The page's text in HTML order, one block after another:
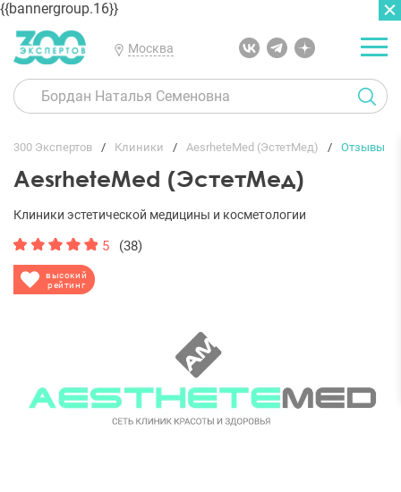
{{bannergroup.16}}
Москва
300 Экспертов Клиники AesrheteMed (ЭстетМед) Отзывы
AesrheteMed (ЭстетМед)
высокий
рейтинг
Клиники эстетической медицины и косметологии
5 (38)
ГЛАВНАЯ ОТЗЫВЫ